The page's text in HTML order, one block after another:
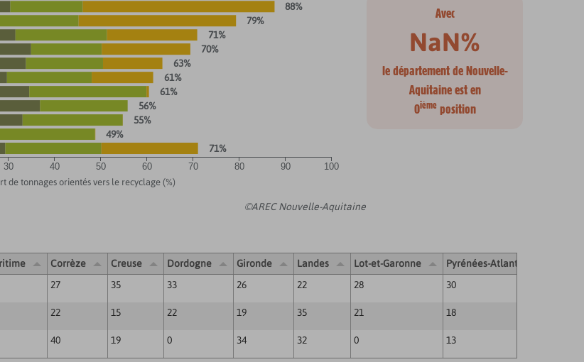
©AREC Nouvelle-Aquitaine
30 40 50 60 70 80 90 100
de tonnages orientés vers le recyclage (%)
49%
63%
71%
61%
56%
88%
70%
55%
61%
71%
79%
Avec
NaN%
le département de Nouvelle-
Aquitaine est en
0ièmeposition
Corrèze Creuse Dordogne Gironde Landes Lot-et-Garonne Pyrénées-Atlantiques
27 35 33 26 22 28 30
22 15 22 19 35 21 18
40 19 0 34 32 0 13